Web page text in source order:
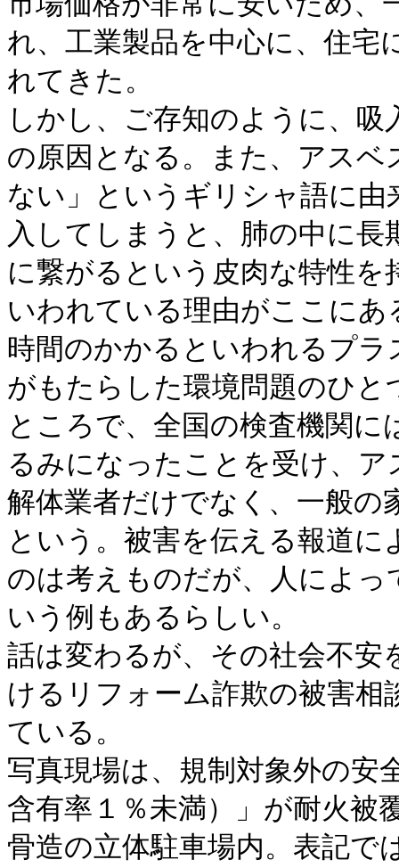
れ、工業製品を中心に、住宅
れてきた。
しかし、ご存知のように、
の原因となる。また、アス
ない」というギリシャ語に
入してしまうと、肺の中に
に繋がるという皮肉な特性
いわれている理由がここに
時間のかかるといわれるプ
がもたらした環境問題のひ
ところで、全国の検査機関
るみになったことを受け、
解体業者だけでなく、一般の
という。被害を伝える報道
のは考えものだが、人によ
いう例もあるらしい。
話は変わるが、その社会不安
けるリフォーム詐欺の被害
ている。
写真現場は、規制対象外の安
含有率１％未満）」が耐火被
骨造の立体駐車場内。表記